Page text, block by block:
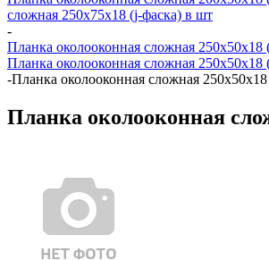
сложная 250х75х18 (j-фаска) в шт
-
Планка околооконная сложная
Планка околооконная сложная
-Планка околооконная сложная
Планка околооконная